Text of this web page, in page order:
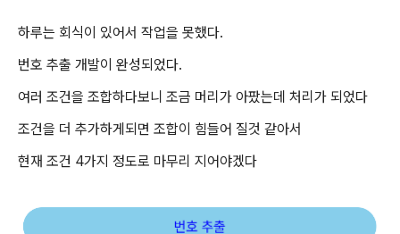
하루는 회식이 있어서 작업을 못했다.
번호 추출 개발이 완성되었다.
여러 조건을 조합하다보니 조금 머리가 아팠는데 처리가 되었다
조건을 더 추가하게되면 조합이 힘들어 질것 같아서
현재 조건 4가지 정도로 마무리 지어야겠다